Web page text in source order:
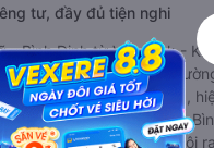
tư, đầy đủ tiện nghi
- Bình Định từ Vạn Ninh -
xe đặc biệt. Với mỗi
khách sạn sang trọng,
cho cặp đôi đi Phù Mỹ -
Loại xe giường nằm đôi